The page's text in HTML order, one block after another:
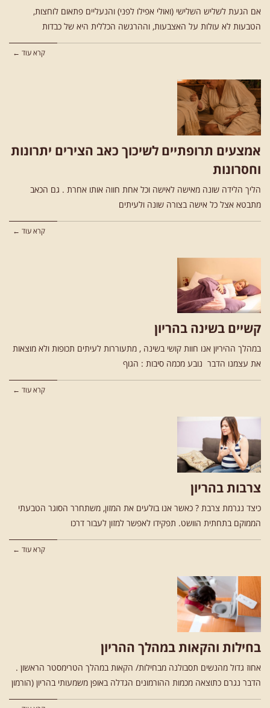
אם הגעת לשליש השלישי (ואולי אפילו לפני) והנעליים פתאום לוחצות,
הטבעות לא עולות על האצבעות, וההרגשה הכללית היא של כבדות
קרא עוד ←
אמצעים תרופתיים לשיכוך כאב הצירים יתרונות
וחסרונות
הליך הלידה שונה מאישה לאישה וכל אחת חווה אותו אחרת . גם הכאב
מתבטא אצל כל אישה בצורה שונה ולעיתים
קרא עוד ←
קשיים בשינה בהריון
במהלך ההיריון אנו חוות קושי בשינה , מתעוררות לעיתים תכופות ולא מוצאות
את עצמנו הדבר נובע מכמה סיבות : הגוף
קרא עוד ←
צרבות בהריון
כיצד נגרמת צרבת ? כאשר אנו בולעים את המזון, משתחרר הסוגר הטבעתי
הממוקם בתחתית הוושט. תפקידו לאפשר למזון לעבור דרכו
קרא עוד ←
בחילות והקאות במהלך ההריון
אחוז גדול מהנשים תסבולנה מבחילות/ הקאות במהלך הטרימסטר הראשון .
הדבר נגרם כתוצאה מכמות ההורמונים הגדלה באופן משמעותי בהריון (הורמון